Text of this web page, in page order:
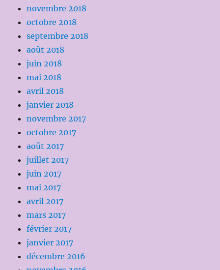
novembre 2018
octobre 2018
septembre 2018
août 2018
juin 2018
mai 2018
avril 2018
janvier 2018
novembre 2017
octobre 2017
août 2017
juillet 2017
juin 2017
mai 2017
avril 2017
mars 2017
février 2017
janvier 2017
décembre 2016